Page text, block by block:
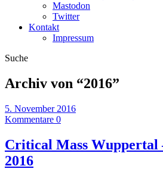
Mastodon
Twitter
Kontakt
Impressum
Suche
Archiv von “2016”
5. November 2016
Kommentare 0
Critical Mass Wuppertal
2016